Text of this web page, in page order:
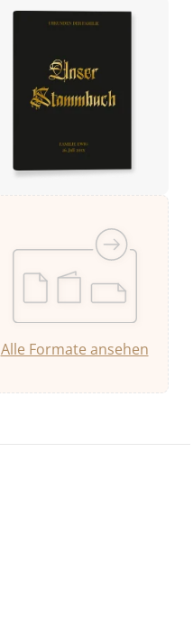
Alle Formate ansehen